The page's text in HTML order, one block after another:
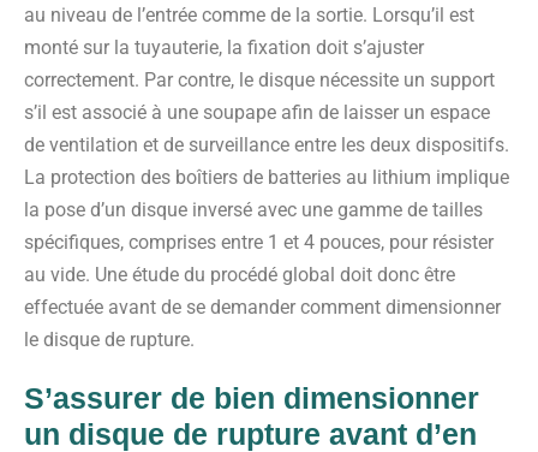
au niveau de l’entrée comme de la sortie. Lorsqu’il est
monté sur la tuyauterie, la fixation doit s’ajuster
correctement. Par contre, le disque nécessite un support
s’il est associé à une soupape afin de laisser un espace
de ventilation et de surveillance entre les deux dispositifs.
La protection des boîtiers de batteries au lithium implique
la pose d’un disque inversé avec une gamme de tailles
spécifiques, comprises entre 1 et 4 pouces, pour résister
au vide. Une étude du procédé global doit donc être
effectuée avant de se demander comment dimensionner
le disque de rupture.
S’assurer de bien dimensionner
un disque de rupture avant d’en